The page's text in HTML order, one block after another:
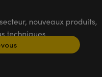
nouveaux produits,
techniques